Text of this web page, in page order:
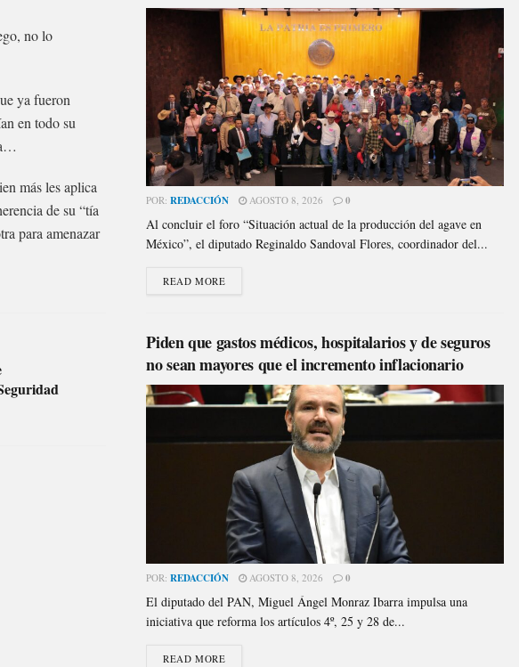
no lo
ya fueron
en todo su
más les aplica
de su “tía
para amenazar
POR: REDACCIÓN AGOSTO 8, 2026 0
Al concluir el foro “Situación actual de la producción del agave en
México”, el diputado Reginaldo Sandoval Flores, coordinador del...
READ MORE
Piden que gastos médicos, hospitalarios y de seguros
no sean mayores que el incremento inflacionario
POR: REDACCIÓN AGOSTO 8, 2026 0
El diputado del PAN, Miguel Ángel Monraz Ibarra impulsa una
iniciativa que reforma los artículos 4º, 25 y 28 de...
READ MORE